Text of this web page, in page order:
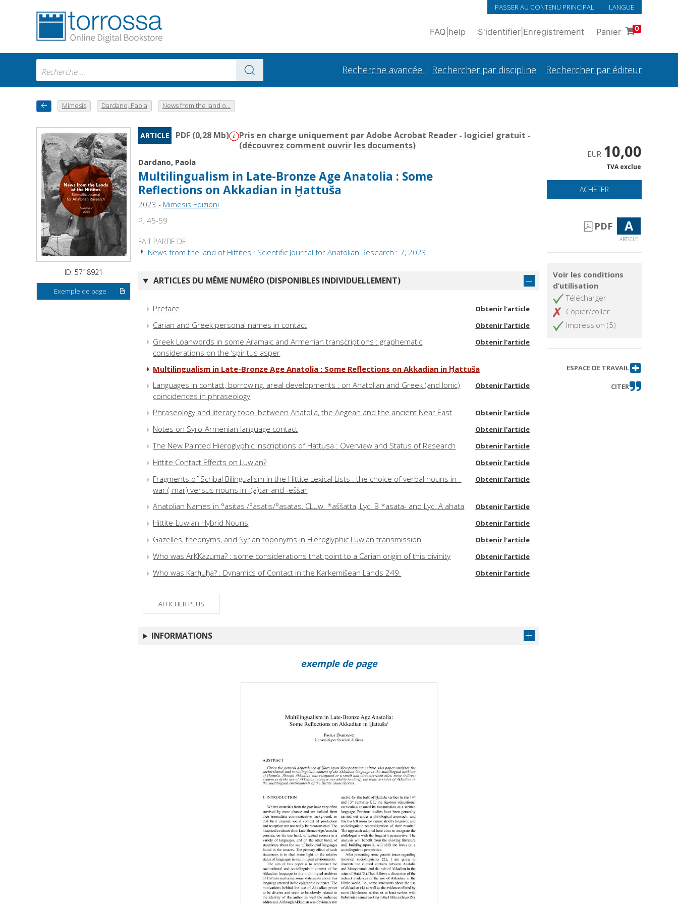
PASSER AU CONTENU PRINCIPAL LANGUE
FAQ help S'identifier Enregistrement Panier 0
Recherche avancée | Rechercher par discipline | Rechercher par éditeur
Mimesis Dardano, Paola News from the land o...
ID: 5718921
Exemple de page
ARTICLE PDF (0,28 Mb)
Pris en charge uniquement par Adobe Acrobat Reader - logiciel gratuit -
(découvrez comment ouvrir les documents)
Dardano, Paola
Multilingualism in Late-Bronze Age Anatolia : Some
Reflections on Akkadian in Ḫattuša
2023 - Mimesis Edizioni
P. 45-59
FAIT PARTIE DE
News from the land of Hittites : Scientific Journal for Anatolian Research : 7, 2023
ARTICLES DU MÊME NUMÉRO (DISPONIBLES INDIVIDUELLEMENT)
Preface Obtenir l'article
Carian and Greek personal names in contact Obtenir l'article
Greek Loanwords in some Aramaic and Armenian transcriptions : graphematic
considerations on the ‘spiritus asper
Obtenir l'article
Multilingualism in Late-Bronze Age Anatolia : Some Reflections on Akkadian in Ḫattuša
Languages in contact, borrowing, areal developments : on Anatolian and Greek (and Ionic)
coincidences in phraseology
Obtenir l'article
Phraseology and literary topoi between Anatolia, the Aegean and the ancient Near East Obtenir l'article
Notes on Syro-Armenian language contact Obtenir l'article
The New Painted Hieroglyphic Inscriptions of Hattusa : Overview and Status of Research Obtenir l'article
Hittite Contact Effects on Luwian? Obtenir l'article
Fragments of Scribal Bilingualism in the Hittite Lexical Lists : the choice of verbal nouns in -
war (-mar) versus nouns in -(ā)tar and -eššar
Obtenir l'article
Anatolian Names in °asitas /°asatis/°asatas, CLuw. *aššatta, Lyc. B *asata- and Lyc. A ahata Obtenir l'article
Hittite-Luwian Hybrid Nouns Obtenir l'article
Gazelles, theonyms, and Syrian toponyms in Hieroglyphic Luwian transmission Obtenir l'article
Who was ArKKazuma? : some considerations that point to a Carian origin of this divinity Obtenir l'article
Who was Karḫuḫa? : Dynamics of Contact in the Karkemišean Lands 249. Obtenir l'article
AFFICHER PLUS
INFORMATIONS
EUR 10,00
TVA exclue
ACHETER
PDF A
ARTICLE
Voir les conditions
d’utilisation
Télécharger
Copier/coller
Impression (5)
ESPACE DE TRAVAIL
CITER
exemple de page